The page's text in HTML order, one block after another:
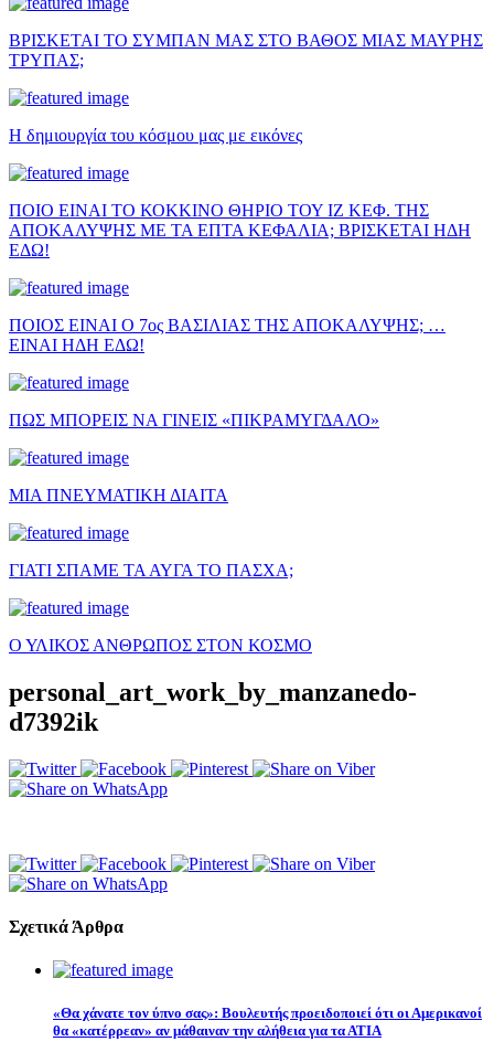
ΒΡΙΣΚΕΤΑΙ ΤΟ ΣΥΜΠΑΝ ΜΑΣ ΣΤΟ ΒΑΘΟΣ ΜΙΑΣ ΜΑΥΡΗΣ
ΤΡΥΠΑΣ;
Η δημιουργία του κόσμου μας με εικόνες
ΠΟΙΟ ΕΙΝΑΙ ΤΟ ΚΟΚΚΙΝΟ ΘΗΡΙΟ ΤΟΥ ΙΖ ΚΕΦ. ΤΗΣ
ΑΠΟΚΑΛΥΨΗΣ ΜΕ ΤΑ ΕΠΤΑ ΚΕΦΑΛΙΑ; ΒΡΙΣΚΕΤΑΙ ΗΔΗ
ΕΔΩ!
ΠΟΙΟΣ ΕΙΝΑΙ Ο 7ος ΒΑΣΙΛΙΑΣ ΤΗΣ ΑΠΟΚΑΛΥΨΗΣ; …
ΕΙΝΑΙ ΗΔΗ ΕΔΩ!
ΠΩΣ ΜΠΟΡΕΙΣ ΝΑ ΓΙΝΕΙΣ «ΠΙΚΡΑΜΥΓΔΑΛΟ»
ΜΙΑ ΠΝΕΥΜΑΤΙΚΗ ΔΙΑΙΤΑ
ΓΙΑΤΙ ΣΠΑΜΕ ΤΑ ΑΥΓΑ ΤΟ ΠΑΣΧΑ;
Ο ΥΛΙΚΟΣ ΑΝΘΡΩΠΟΣ ΣΤΟΝ ΚΟΣΜΟ
personal_art_work_by_manzanedo-
d7392ik
Σχετικά Άρθρα
«Θα χάνατε τον ύπνο σας»: Βουλευτής προειδοποιεί ότι οι Αμερικανοί
θα «κατέρρεαν» αν μάθαιναν την αλήθεια για τα ΑΤΙΑ